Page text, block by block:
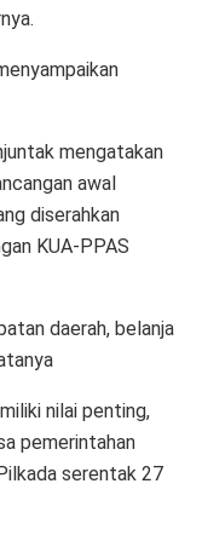
mengatakan
awal
diserahkan
KUA-PPAS
daerah, belanja
nilai penting,
pemerintahan
serentak 27